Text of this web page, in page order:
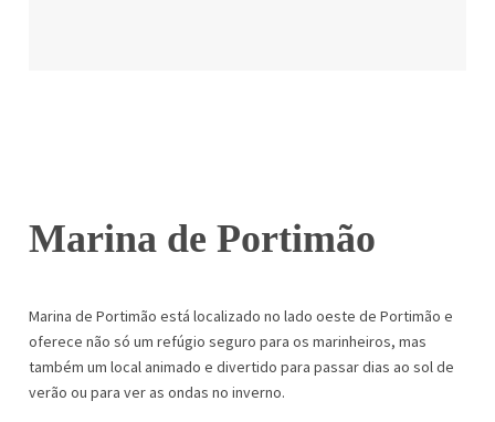
Marina de Portimão
Marina de Portimão está localizado no lado oeste de Portimão e
oferece não só um refúgio seguro para os marinheiros, mas
também um local animado e divertido para passar dias ao sol de
verão ou para ver as ondas no inverno.